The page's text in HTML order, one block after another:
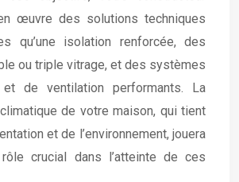
œuvre des solutions techniques
qu’une isolation renforcée, des
ou triple vitrage, et des systèmes
de ventilation performants. La
de votre maison, qui tient
et de l’environnement, jouera
crucial dans l’atteinte de ces